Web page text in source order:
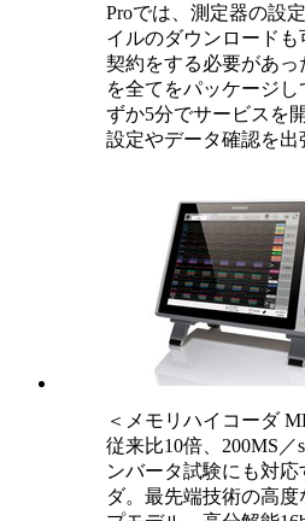
Proでは、測定器の設
イルのダウンロード
契約をする必要があ
を全てをパッケージ
ずか5分でサービスを
設定やデータ確認を出
＜メモリハイコーダ
従来比10倍、200MS
ンバータ試験にも対
ダ。最先端技術の高